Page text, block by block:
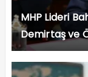
MHP Lideri
Demirtaş ve